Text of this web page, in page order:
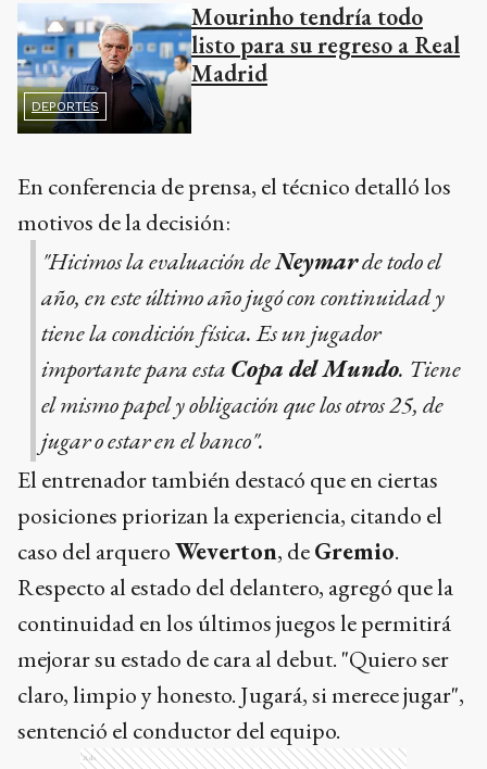
DEPORTES
Mourinho tendría todo
listo para su regreso a Real
Madrid
En conferencia de prensa, el técnico detalló los
motivos de la decisión:
"Hicimos la evaluación deNeymarde todo el
año, en este último año jugó con continuidad y
tiene la condición física. Es un jugador
importante para esta Copa del Mundo. Tiene
el mismo papel y obligación que los otros 25, de
jugar o estar en el banco".
El entrenador también destacó que en ciertas
posiciones priorizan la experiencia, citando el
caso del arqueroWeverton, deGremio.
Respecto al estado del delantero, agregó que la
continuidad en los últimos juegos le permitirá
mejorar su estado de cara al debut. "Quiero ser
claro, limpio y honesto. Jugará, si merece jugar",
sentenció el conductor del equipo.
Ads